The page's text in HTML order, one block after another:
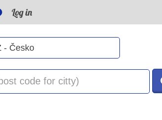
Log in